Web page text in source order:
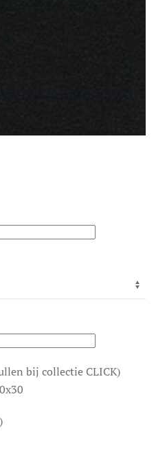
bij collectie CLICK)